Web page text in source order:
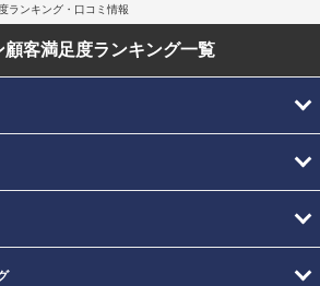
ランキング・口コミ情報
顧客満足度ランキング一覧